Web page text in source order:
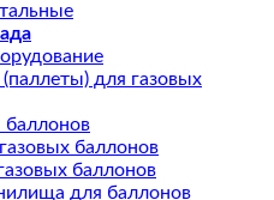
для газовых
баллонов
баллонов
баллонов
для баллонов